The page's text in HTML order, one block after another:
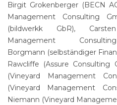
Birgit Grokenberger (BECN
Management Consulting
(bildwerkk GbR),
Management
Borgmann (selbständiger
Rawcliffe (Assure Consulting
(Vineyard Management
(Vineyard Management
Niemann (Vineyard